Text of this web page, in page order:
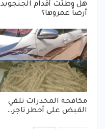
هل وطئت أقدام الجنجويد
أرضاً عمروها؟
مكافحة المخدرات تلقي
القبض على أخطر تاجر…